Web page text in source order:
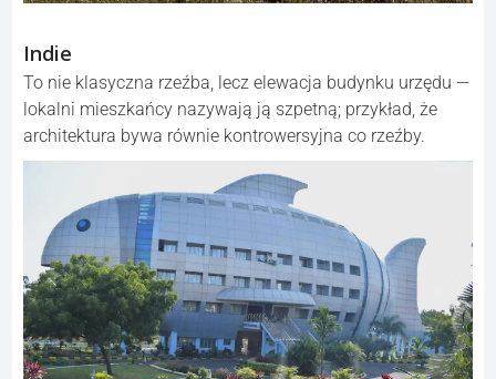
Indie
To nie klasyczna rzeźba, lecz elewacja budynku urzędu —
lokalni mieszkańcy nazywają ją szpetną; przykład, że
architektura bywa równie kontrowersyjna co rzeźby.